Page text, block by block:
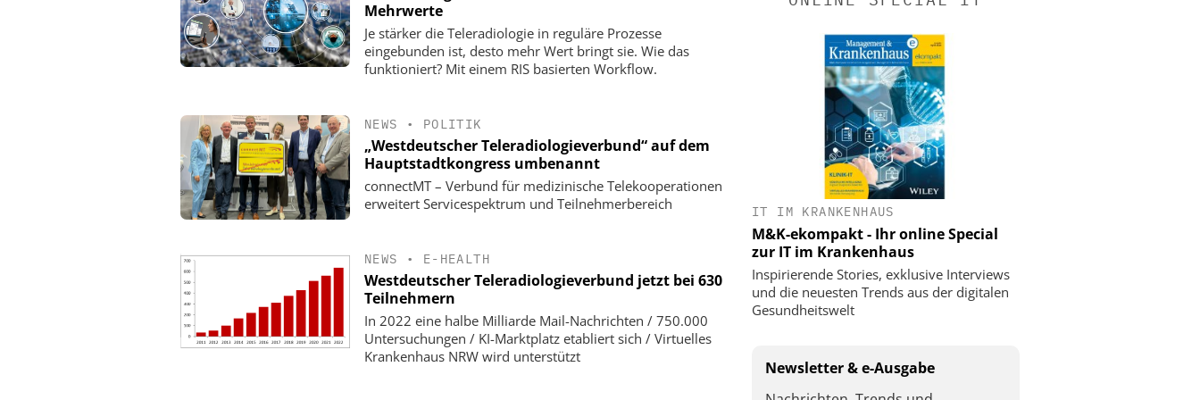
Mehrwerte
Je stärker die Teleradiologie in reguläre Prozesse
eingebunden ist, desto mehr Wert bringt sie. Wie das
funktioniert? Mit einem RIS basierten Workflow.
NEWS • POLITIK
„Westdeutscher Teleradiologieverbund“ auf dem
Hauptstadtkongress umbenannt
connectMT – Verbund für medizinische Telekooperationen
erweitert Servicespektrum und Teilnehmerbereich
NEWS • E-HEALTH
Westdeutscher Teleradiologieverbund jetzt bei 630
Teilnehmern
In 2022 eine halbe Milliarde Mail-Nachrichten / 750.000
Untersuchungen / KI-Marktplatz etabliert sich / Virtuelles
Krankenhaus NRW wird unterstützt
IT IM KRANKENHAUS
M&K-ekompakt - Ihr online Special
zur IT im Krankenhaus
Inspirierende Stories, exklusive Interviews
und die neuesten Trends aus der digitalen
Gesundheitswelt
Newsletter & e-Ausgabe